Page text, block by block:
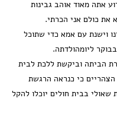
אתה מאוד אוהב גבינות
את כולם אני הכרתי.
וישנת עם אמא כדי שתוכל
ליומהולדתה.
הביתה וביקשת ללכת לבית
כי כנראה הרגשת
שאולי בבית חולים יוכלו להקל